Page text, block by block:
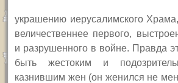
украшению иерусалимского
величественнее первого,
и разрушенного в войне. Правда
быть жестоким и
казнившим жен (он женился не